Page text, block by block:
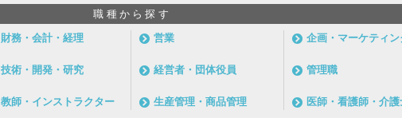
職種から探す
財務・会計・経理
技術・開発・研究
教師・インストラクター
営業
経営者・団体役員
生産管理・商品管理
企画・マーケティン
管理職
医師・看護師・介護